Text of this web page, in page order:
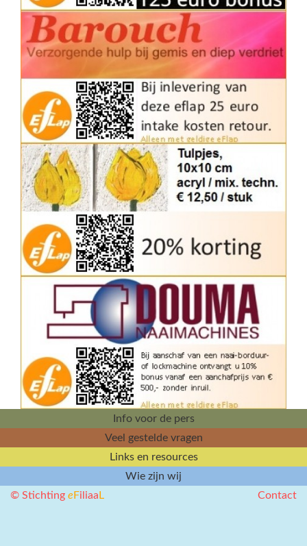
Info voor de pers
Veel gestelde vragen
Links en resources
Wie zijn wij
© Stichting e Filiaa L Contact